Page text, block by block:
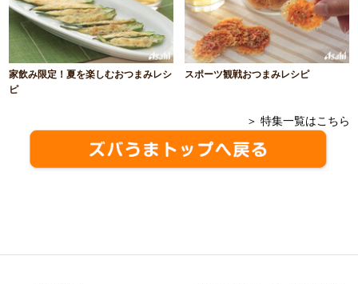
家飲み限定！夏を楽しむおつまみレシ
ピ
スポーツ観戦おつまみレシピ
＞ 特集一覧はこちら